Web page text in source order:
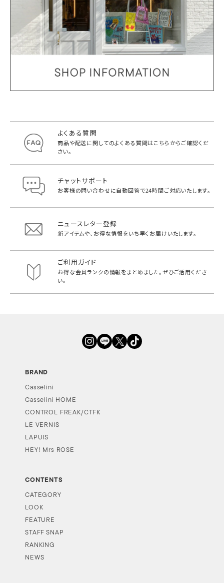
よくある質問
商品や配送に関してのよくある質問はこちらからご確認くだ
さい。
チャットサポート
お客様の問い合わせに自動回答で24時間ご対応いたします。
ニュースレター登録
新アイテムや、お得な情報をいち早く お届けいたします。
ご利用ガイド
お得な会員ランクの情報をまとめました。ぜひご活用くださ
い。
BRAND
Casselini
Casselini HOME
CONTROL FREAK/CTFK
LE VERNIS
LAPUIS
HEY! Mrs ROSE
CONTENTS
CATEGORY
LOOK
FEATURE
STAFF SNAP
RANKING
NEWS